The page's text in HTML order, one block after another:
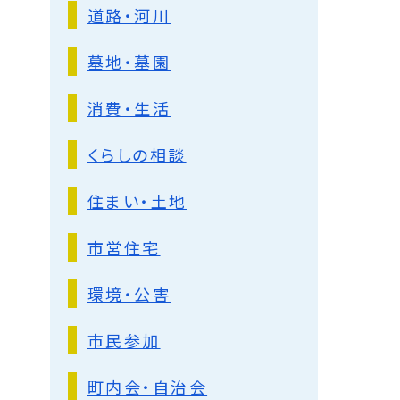
道路・河川
墓地・墓園
消費・生活
くらしの相談
住まい・土地
市営住宅
環境・公害
市民参加
町内会・自治会